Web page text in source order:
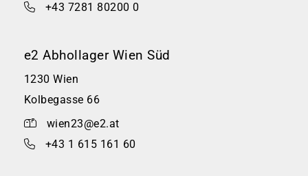
+43 7281 80200 0
e2 Abhollager Wien Süd
1230 Wien
Kolbegasse 66
wien23@e2.at
+43 1 615 161 60